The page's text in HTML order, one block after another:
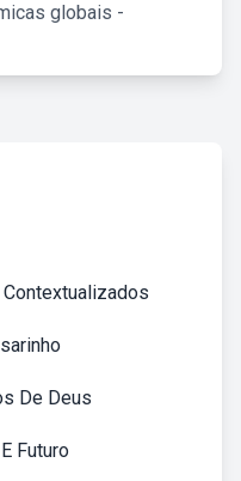
globais -
De Deus
Futuro